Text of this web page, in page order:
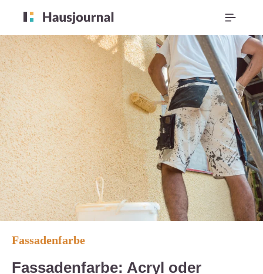
Fassadenfarbe
Fassadenfarbe: Acryl oder